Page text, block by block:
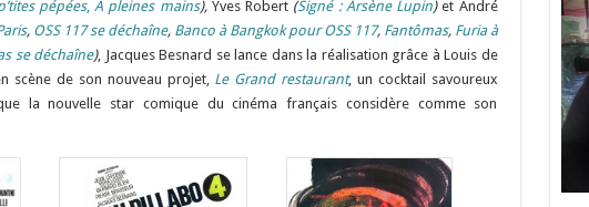
pépées, À pleines mains), Yves Robert (Signé : Arsène Lupin)et André
, OSS 117 se déchaîne, Banco à Bangkok pour OSS 117, Fantômas, Furia à
se déchaîne), Jacques Besnard se lance dans la réalisation grâce à Louis de
scène de son nouveau projet, Le Grand restaurant, un cocktail savoureux
la nouvelle star comique du cinéma français considère comme son